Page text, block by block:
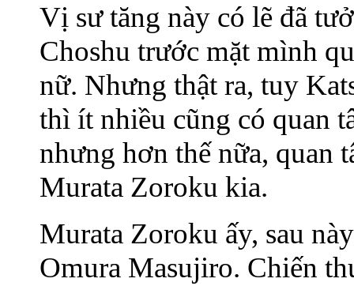
Vị sư tăng này có lẽ đã
Choshu trước mặt mình
nữ. Nhưng thật ra, tuy
thì ít nhiều cũng có quan
nhưng hơn thế nữa, quan
Murata Zoroku kia.
Murata Zoroku ấy, sau
Omura Masujiro. Chiến